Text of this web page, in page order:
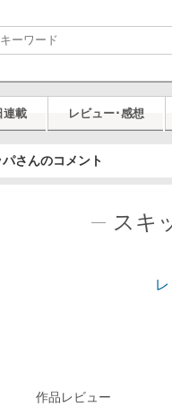
連載 レビュー･感想
パさんのコメント
スキ
作品レビュー